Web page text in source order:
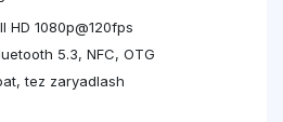
HD 1080p@120fps
5.3, NFC, OTG
tez zaryadlash